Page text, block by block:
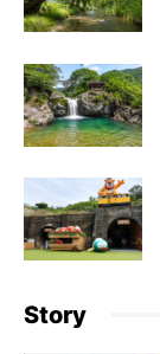
Story